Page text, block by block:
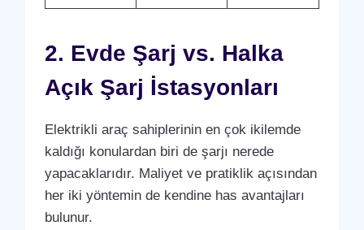
2. Evde Şarj vs. Halka
Açık Şarj İstasyonları
Elektrikli araç sahiplerinin en çok ikilemde
kaldığı konulardan biri de şarjı nerede
yapacaklarıdır. Maliyet ve pratiklik açısından
her iki yöntemin de kendine has avantajları
bulunur.